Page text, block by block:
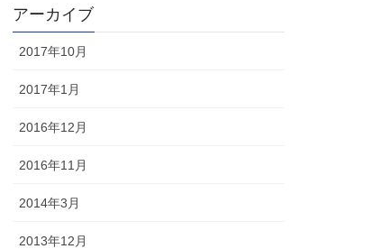
アーカイブ
2017年10月
2017年1月
2016年12月
2016年11月
2014年3月
2013年12月